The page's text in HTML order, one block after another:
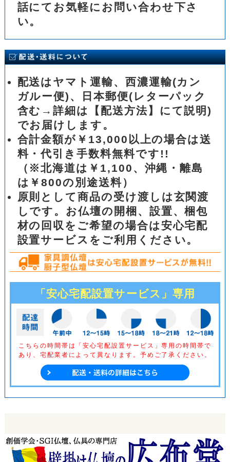
話にてお気軽にお問い合わせ下さ
い。
配送はヤマト運輸、西濃運輸(カン
ガルー便)、日本郵便(レターパック
含む→詳細は【配送方法】にて説明)
でお届けします。
合計金額が￥13,000以上の場合は送
料・代引き手数料無料です!!
（※北海道は￥1,100、沖縄・離島
は￥800の別途送料）
原則として商品の受け渡しは玄関渡
しです。お仏壇の開梱、設置、梱包
材の回収をご希望の場合は安心宅配
設置サービスをご利用ください。
「安心宅配設置サービス」専用
こちらの時間帯は「安心宅配設置サービス」専用の時間帯で
あり、 宅配業者によって異なります。予めご了承ください。